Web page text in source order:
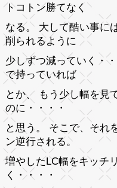
トコトン勝てなく
なる。 大して酷い事に
削られるように
少しずつ減っていく・
で持っていれば
とか、 もう少し幅を見
のに・・・・
と思う。 そこで、それ
ン逆行される。
増やしたLC幅をキッチ
く・・・・